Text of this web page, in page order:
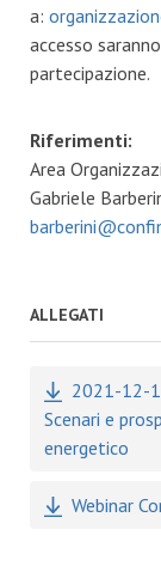
a:
accesso
partecipazione.
Riferimenti:
Area
Gabriele
ALLEGATI
2021-12-
Scenari e
energetico
Webinar